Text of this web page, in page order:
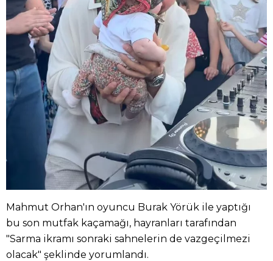
Mahmut Orhan'ın oyuncu Burak Yörük ile yaptığı
bu son mutfak kaçamağı, hayranları tarafından
"Sarma ikramı sonraki sahnelerin de vazgeçilmezi
olacak" şeklinde yorumlandı.